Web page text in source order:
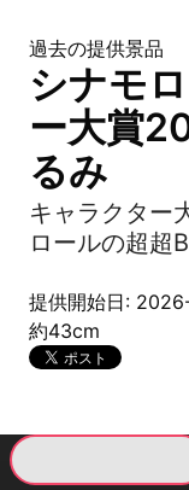
過去の提供景品
シナモ
ー大賞
るみ
キャラクター
ロールの超超
提供開始日:
約43cm